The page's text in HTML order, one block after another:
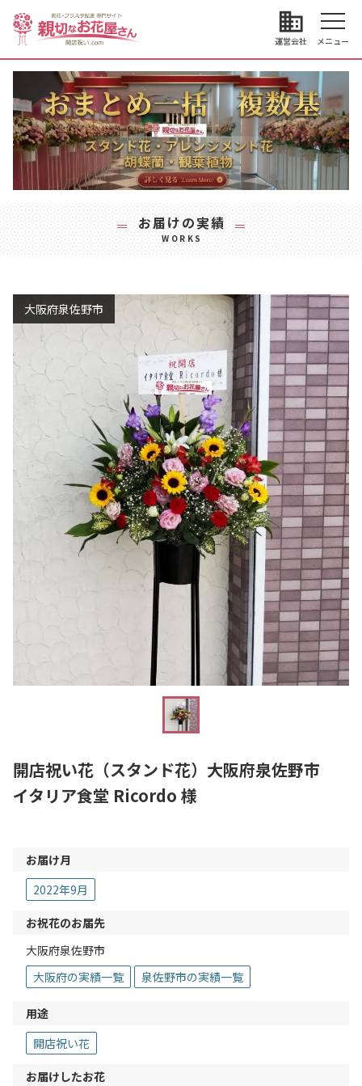
business
運営会社 メニュー
お届けの実績
WORKS
大阪府泉佐野市
開店祝い花（スタンド花）大阪府泉佐野市
イタリア食堂 Ricordo 様
お届け月
2022年9月
お祝花のお届先
大阪府泉佐野市
大阪府の実績一覧
泉佐野市の実績一覧
用途
開店祝い花
お届けしたお花